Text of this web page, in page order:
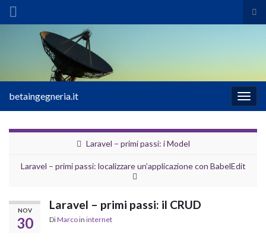
il
Search for:
la
betaingegneria.it
Laravel – primi passi: i Model
Laravel – primi passi: localizzare un’applicazione con BabelEdit
NOV
30
Laravel – primi passi: il CRUD
DiMarcoin internet